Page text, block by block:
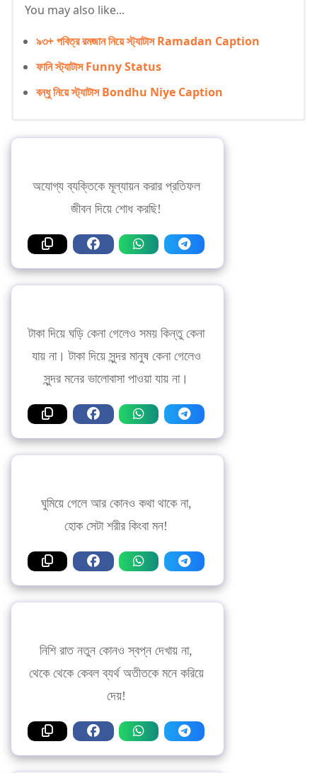
You may also like...
৯৩+ পবিত্র রমজান নিয়ে স্ট্যাটাস Ramadan Caption
ফানি স্ট্যাটাস Funny Status
বন্ধু নিয়ে স্ট্যাটাস Bondhu Niye Caption
অযোগ্য ব্যক্তিকে মূল্যায়ন করার প্রতিফল
জীবন দিয়ে শোধ করছি!
টাকা দিয়ে ঘড়ি কেনা গেলেও সময় কিন্তু কেনা
যায় না। টাকা দিয়ে সুন্দর মানুষ কেনা গেলেও
সুন্দর মনের ভালোবাসা পাওয়া যায় না।
ঘুমিয়ে গেলে আর কোনও কথা থাকে না,
হোক সেটা শরীর কিংবা মন!
নিশি রাত নতুন কোনও স্বপ্ন দেখায় না,
থেকে থেকে কেবল ব্যর্থ অতীতকে মনে করিয়ে
দেয়!